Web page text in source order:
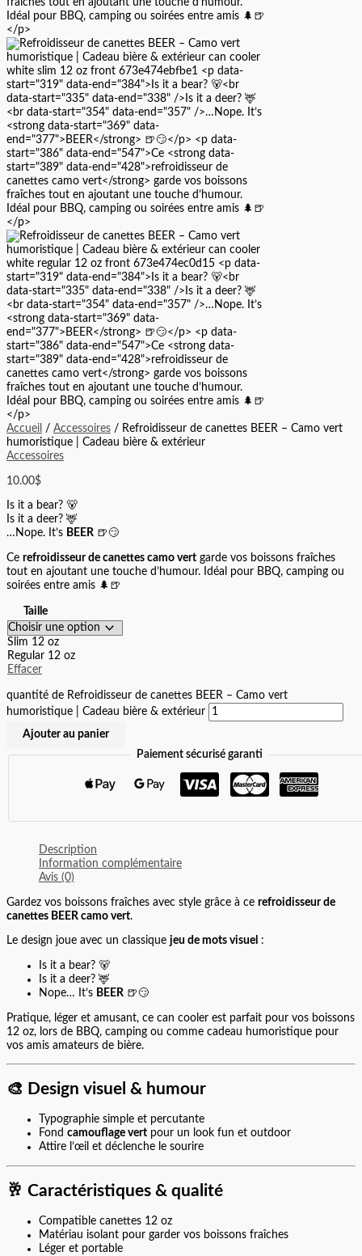
Accueil / Accessoires / Refroidisseur de canettes BEER – Camo vert
humoristique | Cadeau bière & extérieur
Accessoires
10.00$
Is it a bear? 🐻
Is it a deer? 🦌
…Nope. It’s BEER 🍺😏
Ce refroidisseur de canettes camo vert garde vos boissons fraîches
tout en ajoutant une touche d’humour. Idéal pour BBQ, camping ou
soirées entre amis 🌲🍺
Taille
Slim 12 oz
Regular 12 oz
Effacer
quantité de Refroidisseur de canettes BEER – Camo vert
humoristique | Cadeau bière & extérieur
Ajouter au panier
Paiement sécurisé garanti
Description
Information complémentaire
Avis (0)
Gardez vos boissons fraîches avec style grâce à ce refroidisseur de
canettes BEER camo vert.
Le design joue avec un classique jeu de mots visuel :
Is it a bear? 🐻
Is it a deer? 🦌
Nope… It’s BEER 🍺😏
Pratique, léger et amusant, ce can cooler est parfait pour vos boissons
12 oz, lors de BBQ, camping ou comme cadeau humoristique pour
vos amis amateurs de bière.
🎨 Design visuel & humour
Typographie simple et percutante
Fond camouflage vert pour un look fun et outdoor
Attire l’œil et déclenche le sourire
🥂 Caractéristiques & qualité
Compatible canettes 12 oz
Matériau isolant pour garder vos boissons fraîches
Léger et portable